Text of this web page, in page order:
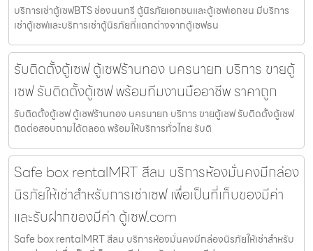
บริการเช่าตู้เซฟBTS ช่องนนทรี ตู้นิรภัยเอกชนและตู้เซฟเอกชน มีบริการ
เช่าตู้เซฟและบริการเช่าตู้นิรภัยที่แตกต่างจากตู้เซฟธน
รับติดตั้งตู้เซฟ ตู้เซฟร้านทอง นครนายก บริการ ขายตู้
เซฟ รับติดตั้งตู้เซฟ พร้อมทีมงานมืออาชีพ ราคาถูก
รับติดตั้งตู้เซฟ ตู้เซฟร้านทอง นครนายก บริการ ขายตู้เซฟ รับติดตั้งตู้เซฟ
ติดต่อสอบถามได้ตลอด พร้อมให้บริการทั่วไทย รับติ
Safe box rentalMRT สีลม บริการห้องมั่นคงมีกล่อง
นิรภัยให้เช่าสำหรับการเช่าเซฟ เพื่อเป็นที่เก็บของมีค่า
และรับฝากของมีค่า ตู้เซฟ.com
Safe box rentalMRT สีลม บริการห้องมั่นคงมีกล่องนิรภัยให้เช่าสำหรับ